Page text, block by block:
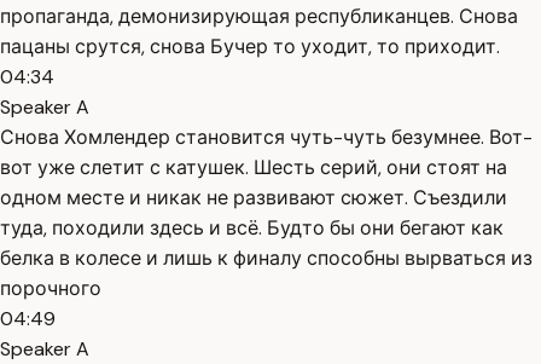
пропаганда, демонизирующая республиканцев. Снова
пацаны срутся, снова Бучер то уходит, то приходит.
04:34
Speaker A
Снова Хомлендер становится чуть-чуть безумнее. Вот-
вот уже слетит с катушек. Шесть серий, они стоят на
одном месте и никак не развивают сюжет. Съездили
туда, походили здесь и всё. Будто бы они бегают как
белка в колесе и лишь к финалу способны вырваться из
порочного
04:49
Speaker A